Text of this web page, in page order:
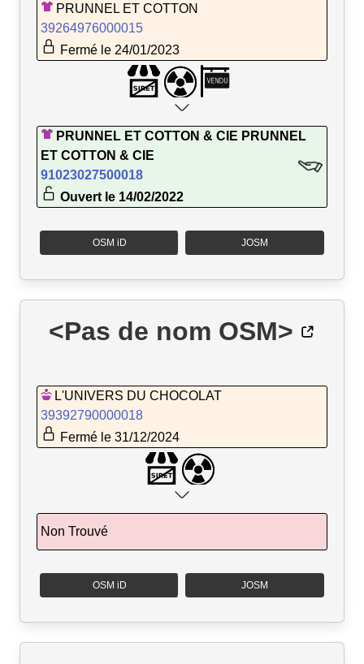
PRUNNEL ET COTTON
39264976000015
Fermé le 24/01/2023
PRUNNEL ET COTTON & CIE PRUNNEL
ET COTTON & CIE
91023027500018
Ouvert le 14/02/2022
OSM iD JOSM
<Pas de nom OSM>
L'UNIVERS DU CHOCOLAT
39392790000018
Fermé le 31/12/2024
Non Trouvé
OSM iD JOSM